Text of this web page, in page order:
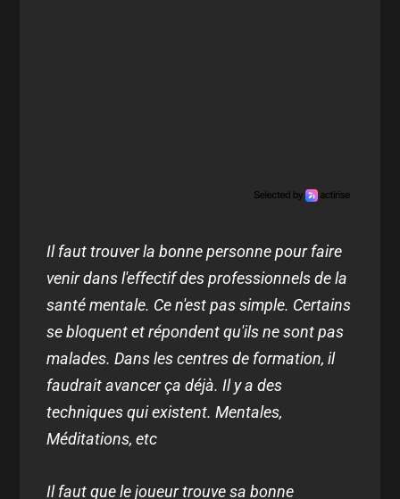
Il faut trouver la bonne personne pour faire
venir dans l'effectif des professionnels de la
santé mentale. Ce n'est pas simple. Certains
se bloquent et répondent qu'ils ne sont pas
malades. Dans les centres de formation, il
faudrait avancer ça déjà. Il y a des
techniques qui existent. Mentales,
Méditations, etc
Il faut que le joueur trouve sa bonne